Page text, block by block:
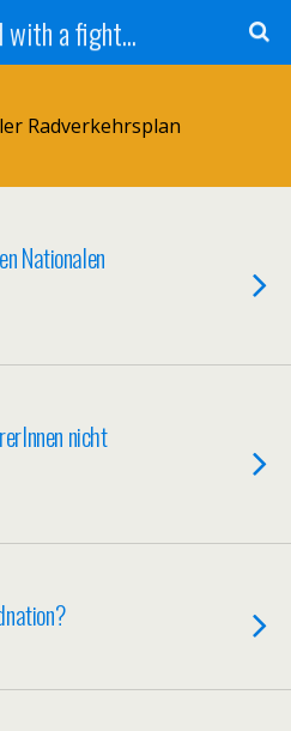
a fight...
Radverkehrsplan
Nationalen
nicht